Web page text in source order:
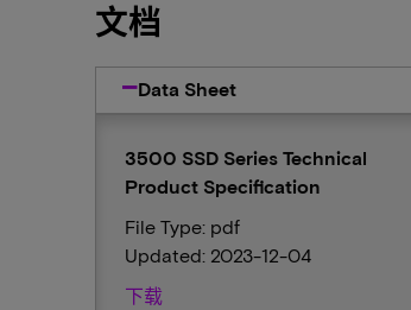
文档
Data Sheet
3500 SSD Series Technical
Product Specification
File Type: pdf
Updated: 2023-12-04
下载